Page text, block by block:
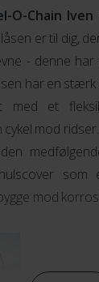
O-Chain
er til dig,
- denne
har en
med et
mod
mod